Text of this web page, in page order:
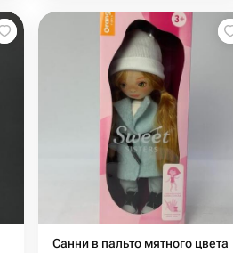
Санни в пальто мятного цвета